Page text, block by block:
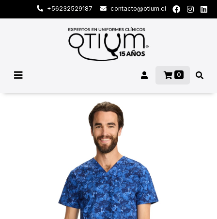
+56232529187 contacto@otium.cl
0